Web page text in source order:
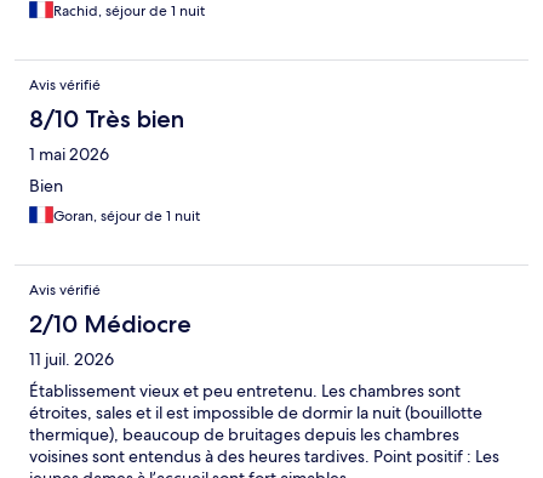
Rachid, séjour de 1 nuit
Avis vérifié
8/10 Très bien
1 mai 2026
Bien
Goran, séjour de 1 nuit
Avis vérifié
2/10 Médiocre
11 juil. 2026
Établissement vieux et peu entretenu. Les chambres sont
étroites, sales et il est impossible de dormir la nuit (bouillotte
thermique), beaucoup de bruitages depuis les chambres
voisines sont entendus à des heures tardives. Point positif : Les